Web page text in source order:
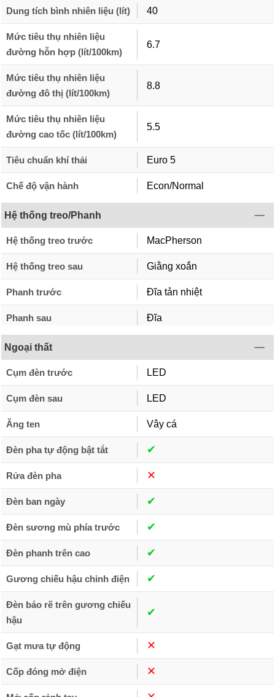
Dung tích bình nhiên liệu (lít) 40
Mức tiêu thụ nhiên liệu
đường hỗn hợp (lít/100km)
6.7
Mức tiêu thụ nhiên liệu
đường đô thị (lít/100km)
8.8
Mức tiêu thụ nhiên liệu
đường cao tốc (lít/100km)
5.5
Tiêu chuẩn khí thải Euro 5
Chế độ vận hành Econ/Normal
Hệ thống treo/Phanh
Hệ thống treo trước MacPherson
Hệ thống treo sau Giằng xoắn
Phanh trước Đĩa tản nhiệt
Phanh sau Đĩa
Ngoại thất
Cụm đèn trước LED
Cụm đèn sau LED
Ăng ten Vây cá
Đèn pha tự động bật tắt ✔︎
Rửa đèn pha ✕︎
Đèn ban ngày ✔︎
Đèn sương mù phía trước ✔︎
Đèn phanh trên cao ✔︎
Gương chiếu hậu chỉnh điện ✔︎
Đèn báo rẽ trên gương chiếu
hậu
✔︎
Gạt mưa tự động ✕︎
Cốp đóng mở điện ✕︎